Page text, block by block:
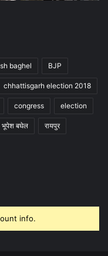
baghel BJP
chhattisgarh election 2018
congress election
भूपेश बघेल रायपुर
info.